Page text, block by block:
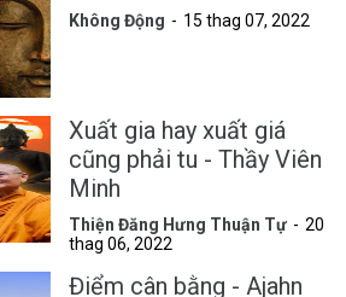
Không Động 15 thag 07, 2022
Xuất gia hay xuất giá
cũng phải tu - Thầy Viên
Minh
Thiện Đăng Hưng Thuận Tự
20
thag 06, 2022
Điểm cân bằng - Ajahn